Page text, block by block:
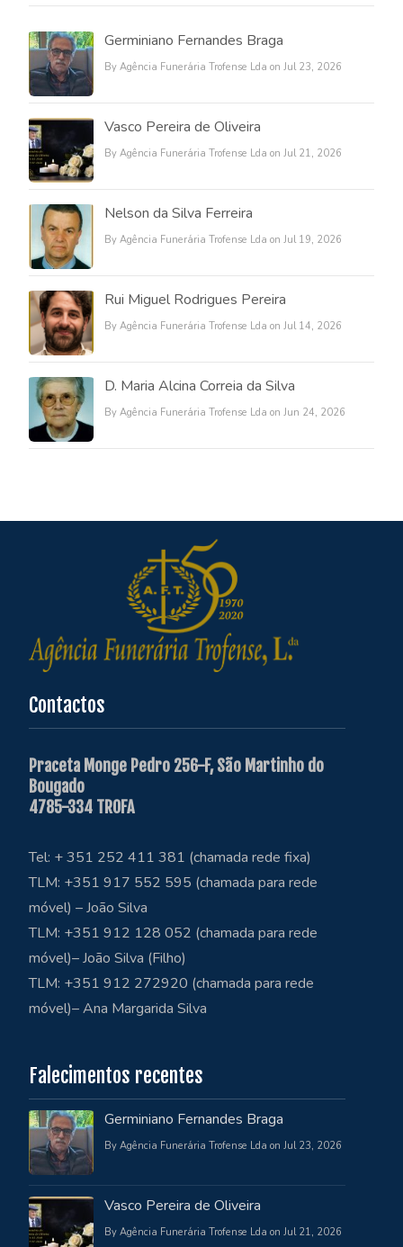
Germiniano Fernandes Braga
By Agência Funerária Trofense Lda on Jul 23, 2026
Vasco Pereira de Oliveira
By Agência Funerária Trofense Lda on Jul 21, 2026
Nelson da Silva Ferreira
By Agência Funerária Trofense Lda on Jul 19, 2026
Rui Miguel Rodrigues Pereira
By Agência Funerária Trofense Lda on Jul 14, 2026
D. Maria Alcina Correia da Silva
By Agência Funerária Trofense Lda on Jun 24, 2026
Contactos
Praceta Monge Pedro 256-F, São Martinho do
Bougado
4785-334 TROFA
Tel: + 351 252 411 381 (chamada rede fixa)
TLM: +351 917 552 595 (chamada para rede
móvel) – João Silva
TLM: +351 912 128 052 (chamada para rede
móvel)– João Silva (Filho)
TLM: +351 912 272920 (chamada para rede
móvel)– Ana Margarida Silva
Falecimentos recentes
Germiniano Fernandes Braga
By Agência Funerária Trofense Lda on Jul 23, 2026
Vasco Pereira de Oliveira
By Agência Funerária Trofense Lda on Jul 21, 2026